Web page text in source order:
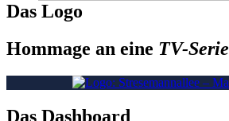
Das Logo
Hommage an eine TV-Serie
Das Dashboard